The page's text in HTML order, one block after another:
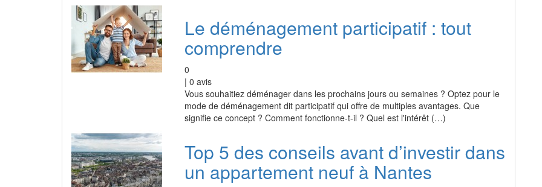
Le déménagement participatif : tout
comprendre
0
| 0 avis
Vous souhaitiez déménager dans les prochains jours ou semaines ? Optez pour le
mode de déménagement dit participatif qui offre de multiples avantages. Que
signifie ce concept ? Comment fonctionne-t-il ? Quel est l'intérêt (…)
Top 5 des conseils avant d’investir dans
un appartement neuf à Nantes